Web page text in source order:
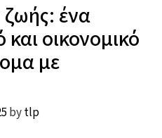
ένα
οικονομικό
με
bytlp